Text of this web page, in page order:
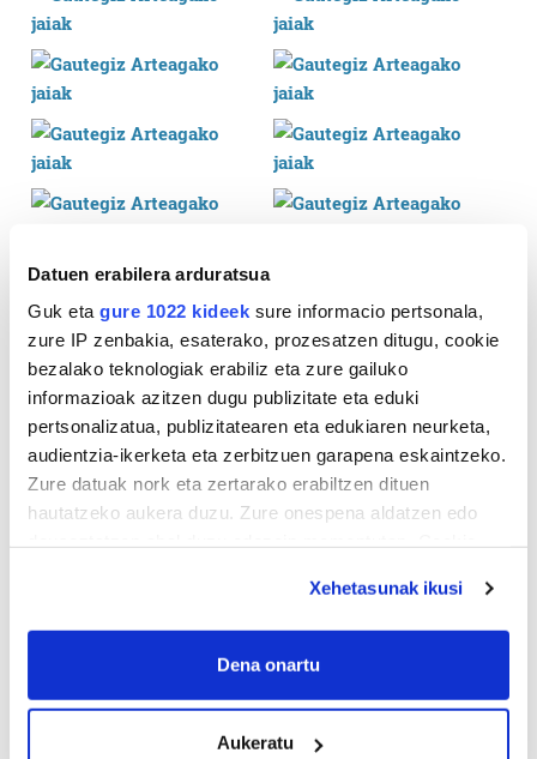
Datuen erabilera arduratsua
Guk eta gure 1022 kideek sure informacio pertsonala,
zure IP zenbakia, esaterako, prozesatzen ditugu, cookie
bezalako teknologiak erabiliz eta zure gailuko
informazioak azitzen dugu publizitate eta eduki
pertsonalizatua, publizitatearen eta edukiaren neurketa,
audientzia-ikerketa eta zerbitzuen garapena eskaintzeko.
Zure datuak nork eta zertarako erabiltzen dituen
hautatzeko aukera duzu. Zure onespena aldatzen edo
If you allow, we would also like to:
Collect information about your geographical
Identify your device by actively scanning it for
Xehetasunak ikusi
Dena onartu
Aukeratu